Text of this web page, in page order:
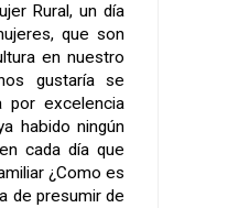
Rural, un día
que son
en nuestro
gustaría se
por excelencia
habido ningún
cada día que
¿Como es
de presumir de